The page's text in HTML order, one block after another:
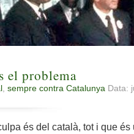
el problema
sempre contra Catalunya Data:
és del català, tot i que és